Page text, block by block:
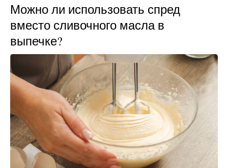
Можно ли использовать спред
вместо сливочного масла в
выпечке?